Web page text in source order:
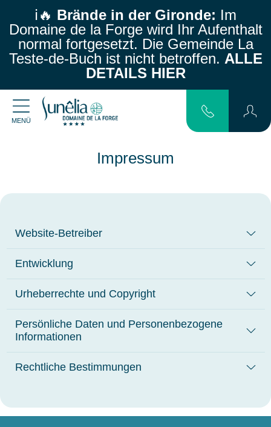
ℹ️🔥 Brände in der Gironde: Im
Domaine de la Forge wird Ihr Aufenthalt
normal fortgesetzt. Die Gemeinde La
Teste-de-Buch ist nicht betroffen. ALLE
DETAILS HIER
MENÜ
Impressum
Website-Betreiber
Entwicklung
Urheberrechte und Copyright
Persönliche Daten und Personenbezogene
Informationen
Rechtliche Bestimmungen